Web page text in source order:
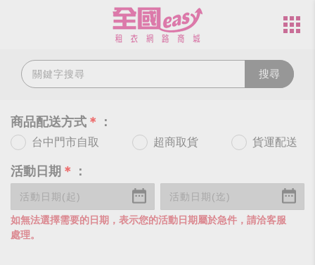
搜尋
商品配送方式 ＊ ：
台中門市自取 超商取貨 貨運配送
活動日期 ＊ ：
如無法選擇需要的日期，表示您的活動日期屬於急件，請洽客服
處理。